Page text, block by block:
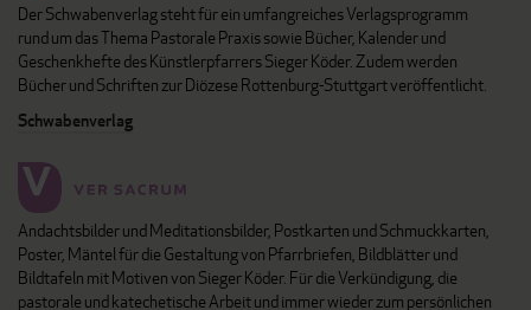
Der Schwabenverlag steht für ein umfangreiches Verlagsprogramm
rund um das Thema Pastorale Praxis sowie Bücher, Kalender und
Geschenkhefte des Künstlerpfarrers Sieger Köder. Zudem werden
Bücher und Schriften zur Diözese Rottenburg-Stuttgart veröffentlicht.
Schwabenverlag
Andachtsbilder und Meditationsbilder, Postkarten und Schmuckkarten,
Poster, Mäntel für die Gestaltung von Pfarrbriefen, Bildblätter und
Bildtafeln mit Motiven von Sieger Köder. Für die Verkündigung, die
pastorale und katechetische Arbeit und immer wieder zum persönlichen